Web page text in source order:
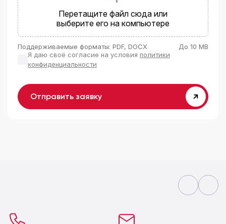
Перетащите файл сюда или
выберите его на компьютере
Поддерживаемые форматы: PDF, DOCX
До 10 MB
Я даю своё согласие на условия политики
конфиденциальности
Отправить заявку